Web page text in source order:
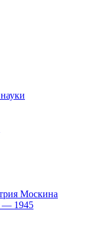
Москина
— 1945